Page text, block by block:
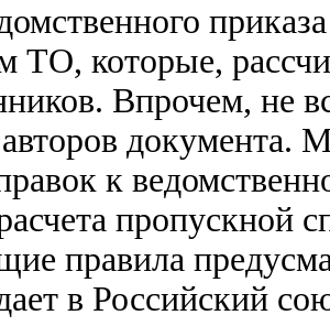
ТО, которые,
Впрочем, не
документа.
к
пропускной
правила
в Российский